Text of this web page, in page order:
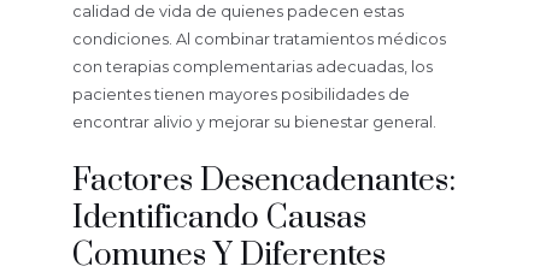
calidad de vida de quienes padecen estas
condiciones. Al combinar tratamientos médicos
con terapias complementarias adecuadas, los
pacientes tienen mayores posibilidades de
encontrar alivio y mejorar su bienestar general.
Factores Desencadenantes:
Identificando Causas
Comunes Y Diferentes